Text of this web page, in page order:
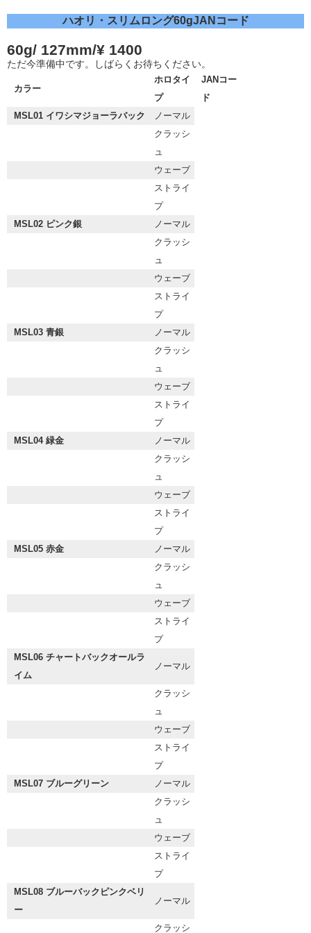
ハオリ・スリムロング60gJANコード
60g/ 127mm/¥ 1400
ただ今準備中です。しばらくお待ちください。
カラー
ホロタイ
プ
JANコー
ド
MSL01 イワシマジョーラバック
ノーマル
クラッシ
ュ
ウェーブ
ストライ
プ
MSL02 ピンク銀
ノーマル
クラッシ
ュ
ウェーブ
ストライ
プ
MSL03 青銀
ノーマル
クラッシ
ュ
ウェーブ
ストライ
プ
MSL04 緑金
ノーマル
クラッシ
ュ
ウェーブ
ストライ
プ
MSL05 赤金
ノーマル
クラッシ
ュ
ウェーブ
ストライ
プ
MSL06 チャートバックオールラ
イム
ノーマル
クラッシ
ュ
ウェーブ
ストライ
プ
MSL07 ブルーグリーン
ノーマル
クラッシ
ュ
ウェーブ
ストライ
プ
MSL08 ブルーバックピンクベリ
ー
ノーマル
クラッシ